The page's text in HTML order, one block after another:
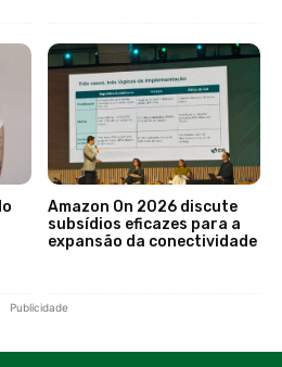
Amazon On 2026 discute
subsídios eficazes para a
expansão da conectividade
Publicidade